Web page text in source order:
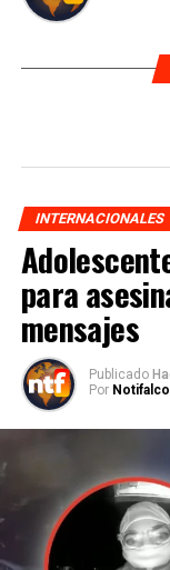
INTERNACIONALES
para
mensajes
Publicado
Por